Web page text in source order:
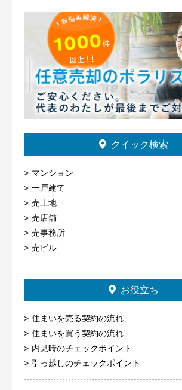
クイック検索
マンション
一戸建て
売土地
売店舗
売事務所
売ビル
お役立ち
住まいを売る契約の流れ
住まいを買う契約の流れ
内見時のチェックポイント
引っ越しのチェックポイント